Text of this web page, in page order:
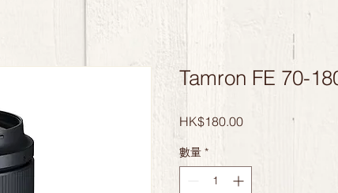
Tamron FE 70-
HK$180.00價
數量 *